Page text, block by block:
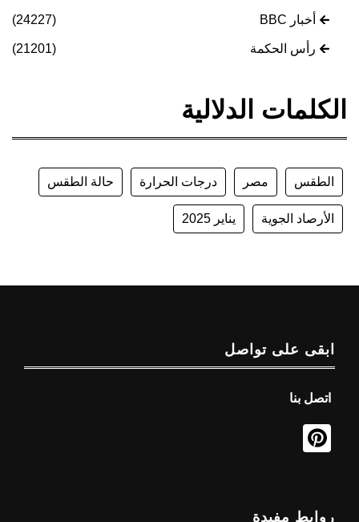
أخبار BBC (24227)
رأس الحكمة (21201)
الكلمات الدلالية
الطقس مصر درجات الحرارة حالة الطقس
الأرصاد الجوية يناير 2025
ابقى على تواصل
اتصل بنا
روابط مفيدة